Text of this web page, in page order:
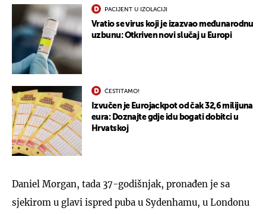
PACIJENT U IZOLACIJI
Vratio se virus koji je izazvao međunarodnu
uzbunu: Otkriven novi slučaj u Europi
ČESTITAMO!
Izvučen je Eurojackpot od čak 32,6 milijuna
eura: Doznajte gdje idu bogati dobitci u
Hrvatskoj
Daniel Morgan, tada 37-godišnjak, pronađen je sa
sjekirom u glavi ispred puba u Sydenhamu, u Londonu